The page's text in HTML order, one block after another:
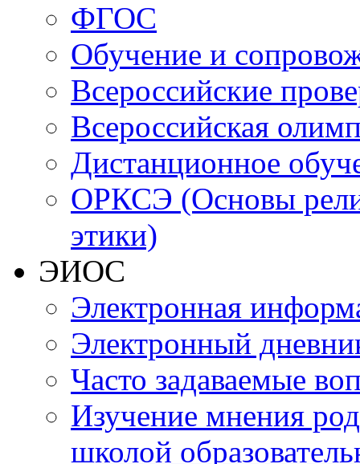
ФГОС
Обучение и
Всероссийские
Всероссийская
Дистанционное
ОРКСЭ (Основы
этики)
ЭИОС
Электронная
Электронный
Часто задаваемые
Изучение мнения
школой